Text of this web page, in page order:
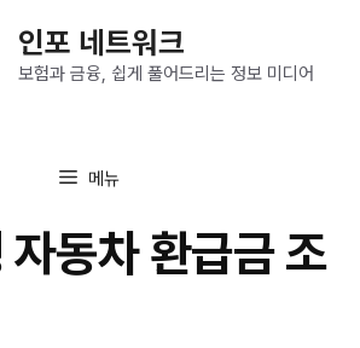
인포 네트워크
보험과 금융, 쉽게 풀어드리는 정보 미디어
메뉴
동차 환급금 조